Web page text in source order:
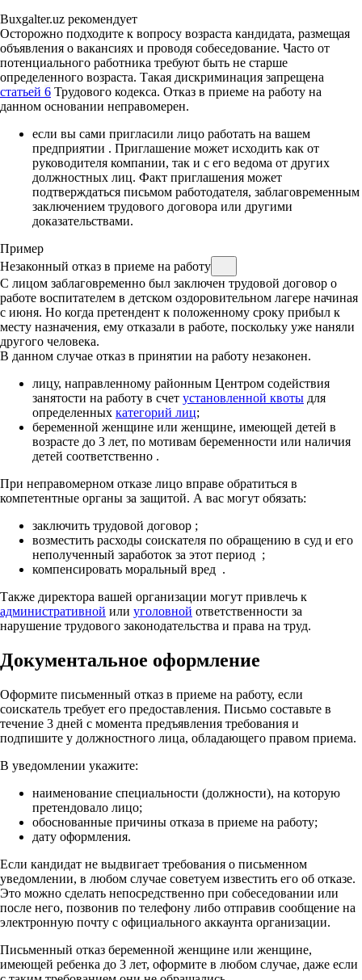
Buxgalter.uz рекомендует
Осторожно подходите к вопросу возраста кандидата, размещая
объявления о вакансиях и проводя собеседование. Часто от
потенциального работника требуют быть не старше
определенного возраста. Такая дискриминация запрещена
статьей 6 Трудового кодекса. Отказ в приеме на работу на
данном основании неправомерен.
если вы сами пригласили лицо работать на вашем
предприятии . Приглашение может исходить как от
руководителя компании, так и с его ведома от других
должностных лиц. Факт приглашения может
подтверждаться письмом работодателя, заблаговременным
заключением трудового договора или другими
доказательствами.
Пример
Незаконный отказ в приеме на работу
С лицом заблаговременно был заключен трудовой договор о
работе воспитателем в детском оздоровительном лагере начиная
c июня. Но когда претендент к положенному сроку прибыл к
месту назначения, ему отказали в работе, поскольку уже наняли
другого человека.
В данном случае отказ в принятии на работу незаконен.
лицу, направленному районным Центром содействия
занятости на работу в счет установленной квоты для
определенных категорий лиц;
беременной женщине или женщине, имеющей детей в
возрасте до 3 лет, по мотивам беременности или наличия
детей соответственно .
При неправомерном отказе лицо вправе обратиться в
компетентные органы за защитой. А вас могут обязать:
заключить трудовой договор ;
возместить расходы соискателя по обращению в суд и его
неполученный заработок за этот период ;
компенсировать моральный вред .
Также директора вашей организации могут привлечь к
административной или уголовной ответственности за
нарушение трудового законодательства и права на труд.
Документальное оформление
Оформите письменный отказ в приеме на работу, если
соискатель требует его предоставления. Письмо составьте в
течение 3 дней с момента предъявления требования и
подпишите у должностного лица, обладающего правом приема.
В уведомлении укажите:
наименование специальности (должности), на которую
претендовало лицо;
обоснованные причины отказа в приеме на работу;
дату оформления.
Если кандидат не выдвигает требования о письменном
уведомлении, в любом случае советуем известить его об отказе.
Это можно сделать непосредственно при собеседовании или
после него, позвонив по телефону либо отправив сообщение на
электронную почту с официального аккаунта организации.
Письменный отказ беременной женщине или женщине,
имеющей ребенка до 3 лет, оформите в любом случае, даже если